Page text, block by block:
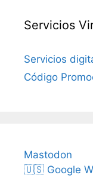
Servicios
Servicios
Código
Mastodon
🇺🇸 Google